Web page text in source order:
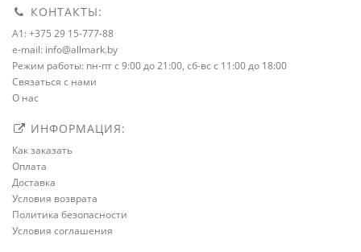
КОНТАКТЫ:
A1: +375 29 15-777-88
e-mail: info@allmark.by
Режим работы: пн-пт с 9:00 до 21:00, сб-вс с 11:00 до 18:00
Связаться с нами
О нас
ИНФОРМАЦИЯ:
Как заказать
Оплата
Доставка
Условия возврата
Политика безопасности
Условия соглашения